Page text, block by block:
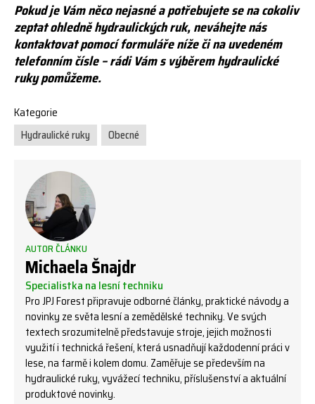
Pokud je Vám něco nejasné a potřebujete se na cokoliv
zeptat ohledně hydraulických ruk, neváhejte nás
kontaktovat pomocí formuláře níže či na uvedeném
telefonním čísle – rádi Vám s výběrem hydraulické
ruky pomůžeme.
Kategorie
Hydraulické ruky
Obecné
AUTOR ČLÁNKU
Michaela Šnajdr
Specialistka na lesní techniku
Pro JPJ Forest připravuje odborné články, praktické návody a
novinky ze světa lesní a zemědělské techniky. Ve svých
textech srozumitelně představuje stroje, jejich možnosti
využití i technická řešení, která usnadňují každodenní práci v
lese, na farmě i kolem domu. Zaměřuje se především na
hydraulické ruky, vyvážecí techniku, příslušenství a aktuální
produktové novinky.